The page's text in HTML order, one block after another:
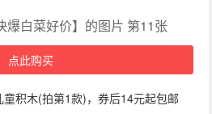
点此购买
童积木(拍第1款)，券后14元起包邮